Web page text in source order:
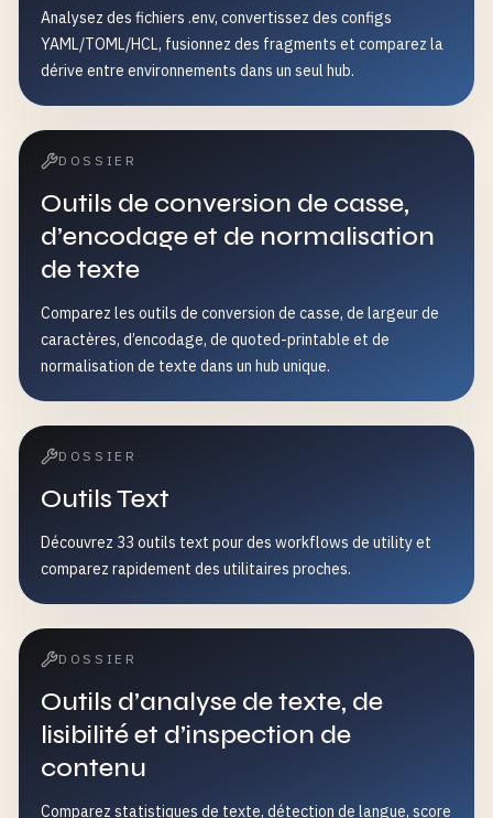
Analysez des fichiers .env, convertissez des configs
YAML/TOML/HCL, fusionnez des fragments et comparez la
dérive entre environnements dans un seul hub.
DOSSIER
Outils de conversion de casse,
d’encodage et de normalisation
de texte
Comparez les outils de conversion de casse, de largeur de
caractères, d’encodage, de quoted-printable et de
normalisation de texte dans un hub unique.
DOSSIER
Outils Text
Découvrez 33 outils text pour des workflows de utility et
comparez rapidement des utilitaires proches.
DOSSIER
Outils d’analyse de texte, de
lisibilité et d’inspection de
contenu
Comparez statistiques de texte, détection de langue, score